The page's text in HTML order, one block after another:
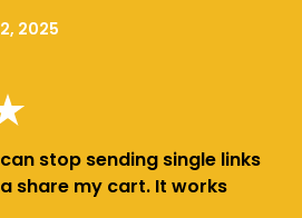
2025
stop sending single links
share my cart. It works